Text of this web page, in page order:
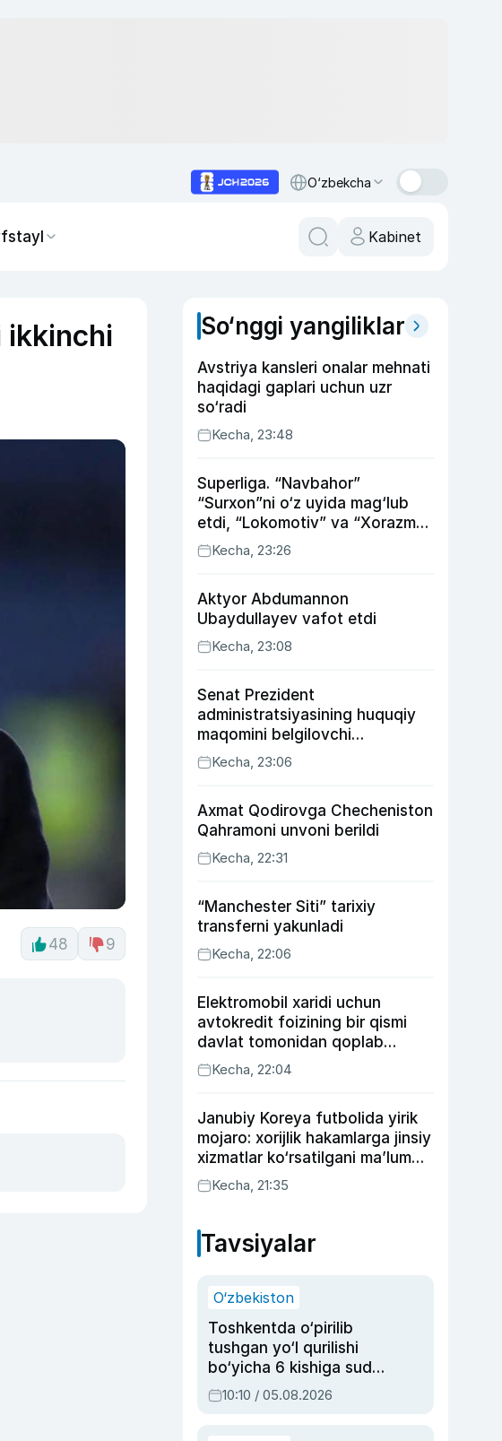
O‘zbekcha
Kabinet
ikkinchi
48 9
So‘nggi yangiliklar
Avstriya kansleri onalar mehnati
haqidagi gaplari uchun uzr
so‘radi
Kecha, 23:48
Superliga. “Navbahor”
“Surxon”ni o‘z uyida mag‘lub
etdi, “Lokomotiv” va “Xorazm”
uyda g‘alaba qozondi
Kecha, 23:26
Aktyor Abdu­mannon
Ubaydullayev vafot etdi
Kecha, 23:08
Senat Prezident
administratsiyasining huquqiy
maqomini belgilovchi
konstitutsiyaviy qonunni
ma’qulladi
Kecha, 23:06
Axmat Qodirovga Checheniston
Qahramoni unvoni berildi
Kecha, 22:31
“Manchester Siti” tarixiy
transferni yakunladi
Kecha, 22:06
Elektromobil xaridi uchun
avtokredit foizining bir qismi
davlat tomonidan qoplab
berilishi mumkin
Kecha, 22:04
Janubiy Koreya futbolida yirik
mojaro: xorijlik hakamlarga jinsiy
xizmatlar ko‘rsatilgani ma’lum
qilindi
Kecha, 21:35
Tavsiyalar
O‘zbekiston
Toshkentda o‘pirilib
tushgan yo‘l qurilishi
bo‘yicha 6 kishiga sud
hukmi o‘qildi
10:10 / 05.08.2026